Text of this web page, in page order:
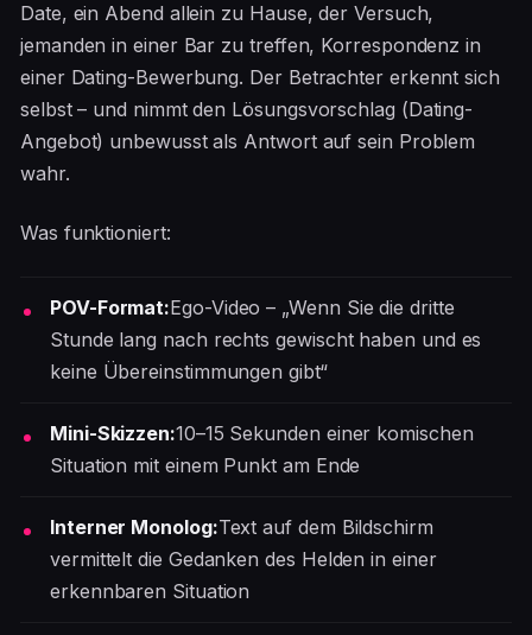
Date, ein Abend allein zu Hause, der Versuch,
jemanden in einer Bar zu treffen, Korrespondenz in
einer Dating-Bewerbung. Der Betrachter erkennt sich
selbst – und nimmt den Lösungsvorschlag (Dating-
Angebot) unbewusst als Antwort auf sein Problem
wahr.
Was funktioniert:
POV-Format:Ego-Video – „Wenn Sie die dritte
Stunde lang nach rechts gewischt haben und es
keine Übereinstimmungen gibt“
Mini-Skizzen:10–15 Sekunden einer komischen
Situation mit einem Punkt am Ende
Interner Monolog:Text auf dem Bildschirm
vermittelt die Gedanken des Helden in einer
erkennbaren Situation